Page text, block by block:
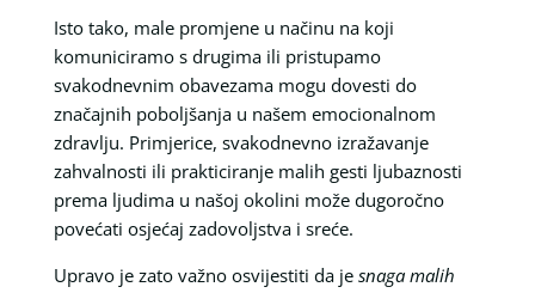
Isto tako, male promjene u načinu na koji
komuniciramo s drugima ili pristupamo
svakodnevnim obavezama mogu dovesti do
značajnih poboljšanja u našem emocionalnom
zdravlju. Primjerice, svakodnevno izražavanje
zahvalnosti ili prakticiranje malih gesti ljubaznosti
prema ljudima u našoj okolini može dugoročno
povećati osjećaj zadovoljstva i sreće.
Upravo je zato važno osvijestiti da je snaga malih